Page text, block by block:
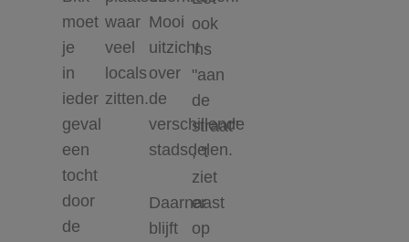
moet
je
in
ieder
geval
een
tocht
door
de
waar
veel
locals
zitten.
Mooi
uitzicht
over
de
verschillende
stadsdelen.
Daarnaast
blijft
ook
'ns
"aan
de
straat"
, 't
ziet
er
op